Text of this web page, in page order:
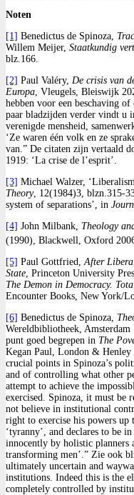
Noten
[1] Benedictus de Spinoza,
Willem Meijer, Staatkundig
blz.166.
[2] Paul Valéry, De crisis van
Europa, Vleugels, Bleiswijk
hebben voor een beschaving
paar bladzijden verder vindt u
verenigde mensheid,
‘Ze waren één volk en ze
van.” De citaten zijn vertaald
1919: ‘La crise de l’esprit’.
[3] Michael Walzer,
Theory, 12(1984)3, blzn.315-
system of separations’, in
[4] John Milbank, Theology
(1990), Blackwell, Oxford
[5] Paul Gottfried, After
State , Princeton University
The Demon in Democracy.
Encounter Books, New York/
[6] Benedictus de Spinoza,
Wereldbibliotheek,
punt goed begrepen in The
Kegan Paul, London &
crucial points in Spinoza’s
and of controlling what other
attempt to achieve the
exercised. Spinoza, it must be
not believe in institutional
right to exercise his powers
‘tyranny’, and declares to be
innocently by holistic planners
transforming men’.” Zie ook
ultimately uncertain and
institutions. Indeed this is the
completely controlled by